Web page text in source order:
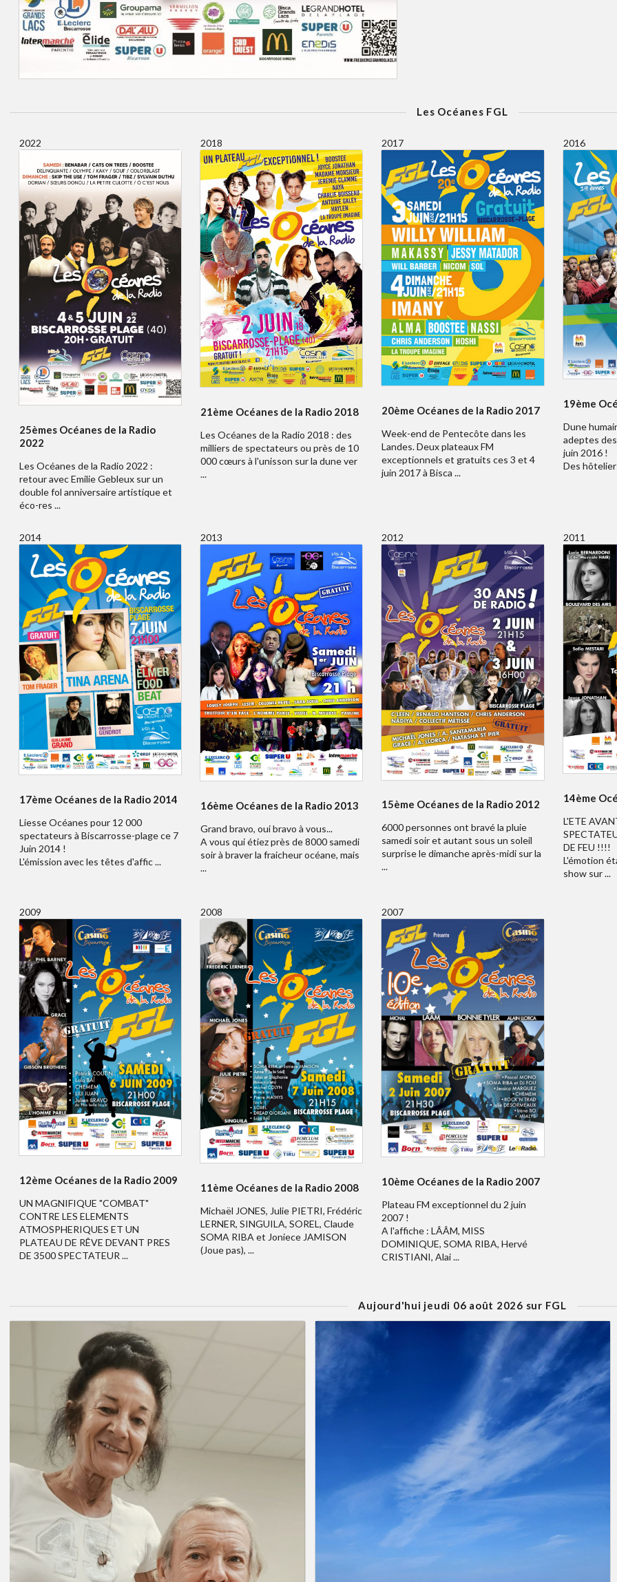
Les Océanes FGL
2022
25èmes Océanes de la Radio
2022
Les Océanes de la Radio 2022 :
retour avec Emilie Gebleux sur un
double fol anniversaire artistique et
éco-res ...
2018
21ème Océanes de la Radio 2018
Les Océanes de la Radio 2018 : des
milliers de spectateurs ou près de 10
000 cœurs à l'unisson sur la dune ver
...
2017
20ème Océanes de la Radio 2017
Week-end de Pentecôte dans les
Landes. Deux plateaux FM
exceptionnels et gratuits ces 3 et 4
juin 2017 à Bisca ...
2016
19ème
Dune
adeptes
juin 2016 !
Des
2014
17ème Océanes de la Radio 2014
Liesse Océanes pour 12 000
spectateurs à Biscarrosse-plage ce 7
Juin 2014 !
L'émission avec les têtes d'affic ...
2013
16ème Océanes de la Radio 2013
Grand bravo, oui bravo à vous...
A vous qui étiez près de 8000 samedi
soir à braver la fraicheur océane, mais
...
2012
15ème Océanes de la Radio 2012
6000 personnes ont bravé la pluie
samedi soir et autant sous un soleil
surprise le dimanche après-midi sur la
...
2011
14ème
L'ETE
DE FEU !!!!
L'émotion
show sur ...
2009
12ème Océanes de la Radio 2009
UN MAGNIFIQUE "COMBAT"
CONTRE LES ELEMENTS
ATMOSPHERIQUES ET UN
PLATEAU DE RÊVE DEVANT PRES
DE 3500 SPECTATEUR ...
2008
11ème Océanes de la Radio 2008
Michaël JONES, Julie PIETRI, Frédéric
LERNER, SINGUILA, SOREL, Claude
SOMA RIBA et Joniece JAMISON
(Joue pas), ...
2007
10ème Océanes de la Radio 2007
Plateau FM exceptionnel du 2 juin
2007 !
A l'affiche : LÂÂM, MISS
DOMINIQUE, SOMA RIBA, Hervé
CRISTIANI, Alai ...
Aujourd'hui jeudi 06 août 2026 sur FGL